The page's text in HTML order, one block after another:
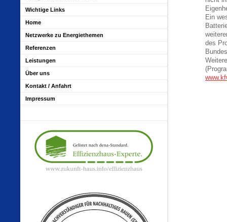
Ein
des
Wichtige Links
Home
Netzwerke zu Energiethemen
Referenzen
Leistungen
Über uns
Kontakt / Anfahrt
Impressum